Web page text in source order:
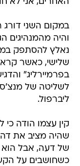
במקום השני דורג
והיה מהמנהיגים
נאלץ להסתפק
שלישי, כאשר
בפרמיירליג"
לשליטה של
ליברפול.
קין עצמו הודה כי
שהיה מציב את דה
של דעה, אבל הוא
כשחושבים על